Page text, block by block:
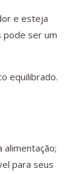
e esteja
pode ser um
equilibrado.
alimentação;
para seus